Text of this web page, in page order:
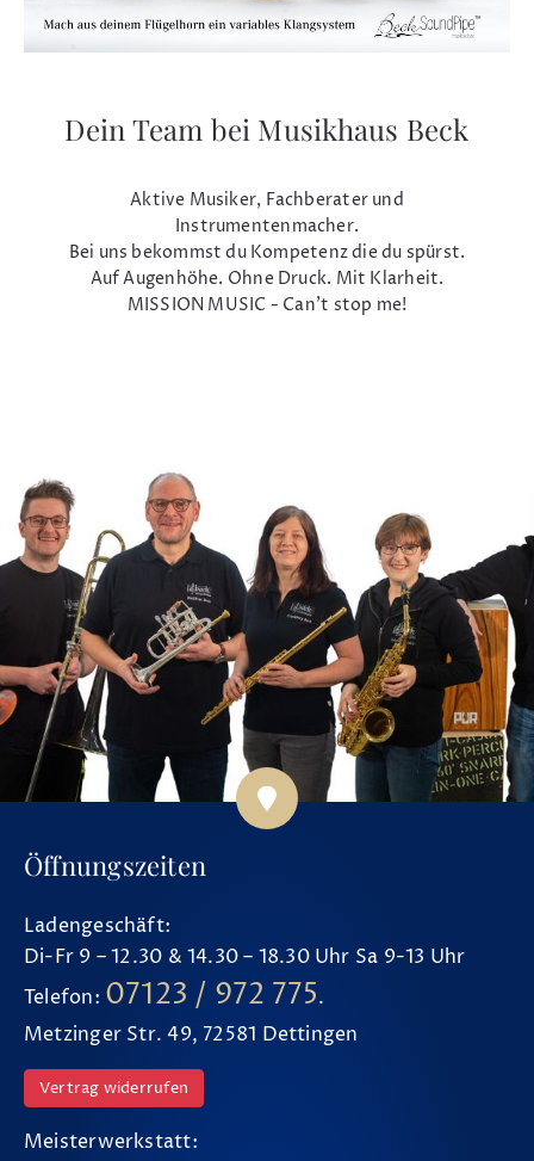
Dein Team bei Musikhaus Beck
Aktive Musiker, Fachberater und
Instrumentenmacher.
Bei uns bekommst du Kompetenz die du spürst.
Auf Augenhöhe. Ohne Druck. Mit Klarheit.
MISSION MUSIC - Can't stop me!
Öffnungszeiten
Ladengeschäft:
Di-Fr 9 – 12.30 & 14.30 – 18.30 Uhr Sa 9-13 Uhr
Telefon: 07123 / 972 775.
Metzinger Str. 49, 72581 Dettingen
Vertrag widerrufen
Meisterwerkstatt: